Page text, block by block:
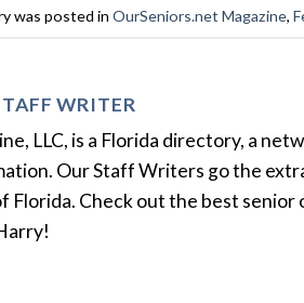
was posted in OurSeniors.net Magazine,
WRITER
LLC, is a Florida directory, a
Our Staff Writers go the
Check out the best